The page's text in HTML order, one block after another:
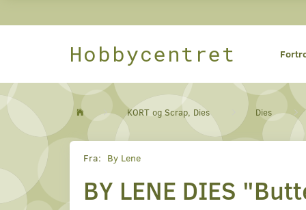
Hobbycentret
KORT og Scrap, Dies Dies
Fra: By Lene
BY LENE DIES